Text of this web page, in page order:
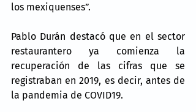
los mexiquenses”.
Pablo Durán destacó que en el sector
restaurantero ya comienza la
recuperación de las cifras que se
registraban en 2019, es decir, antes de
la pandemia de COVID19.